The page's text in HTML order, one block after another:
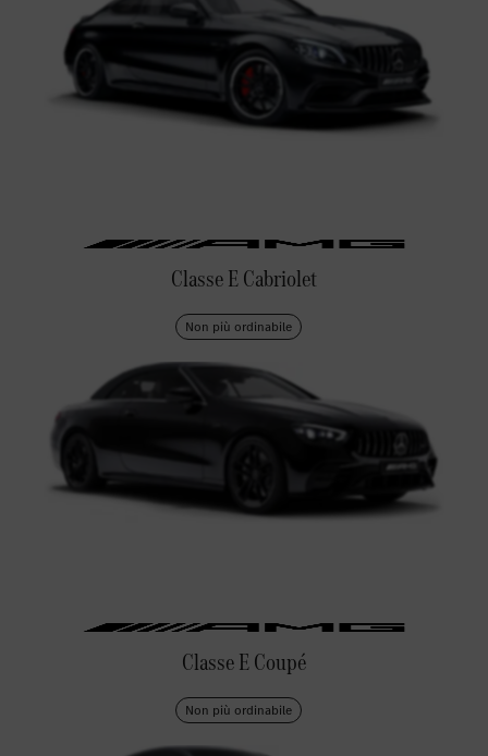
Classe E Cabriolet
Non più ordinabile
Classe E Coupé
Non più ordinabile